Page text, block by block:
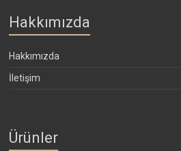
Hakkımızda
Hakkımızda
İletişim
Ürünler